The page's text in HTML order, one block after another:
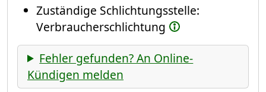
Zuständige Schlichtungsstelle:
Verbraucherschlichtung
Fehler gefunden? An Online-
Kündigen melden